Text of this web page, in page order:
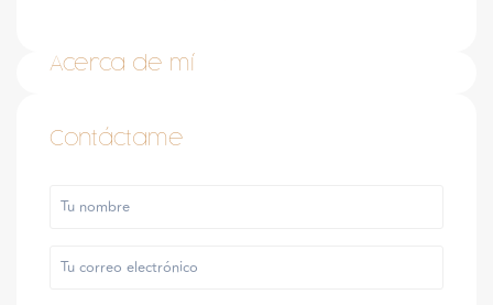
Acerca de mí
Contáctame